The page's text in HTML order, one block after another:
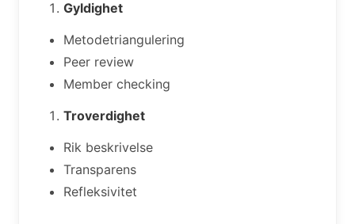
Gyldighet
Metodetriangulering
Peer review
Member checking
Troverdighet
Rik beskrivelse
Transparens
Refleksivitet